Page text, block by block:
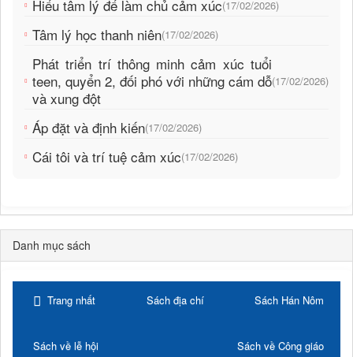
Hiểu tâm lý để làm chủ cảm xúc(17/02/2026)
Tâm lý học thanh niên(17/02/2026)
Phát triển trí thông minh cảm xúc tuổi
teen, quyển 2, đối phó với những cám dỗ
và xung đột
(17/02/2026)
Áp đặt và định kiến(17/02/2026)
Cái tôi và trí tuệ cảm xúc(17/02/2026)
Danh mục sách
Trang nhất Sách địa chí Sách Hán Nôm
Sách về lễ hội Sách về Công giáo